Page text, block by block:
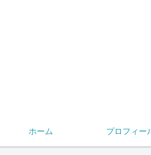
ホーム プロフィー